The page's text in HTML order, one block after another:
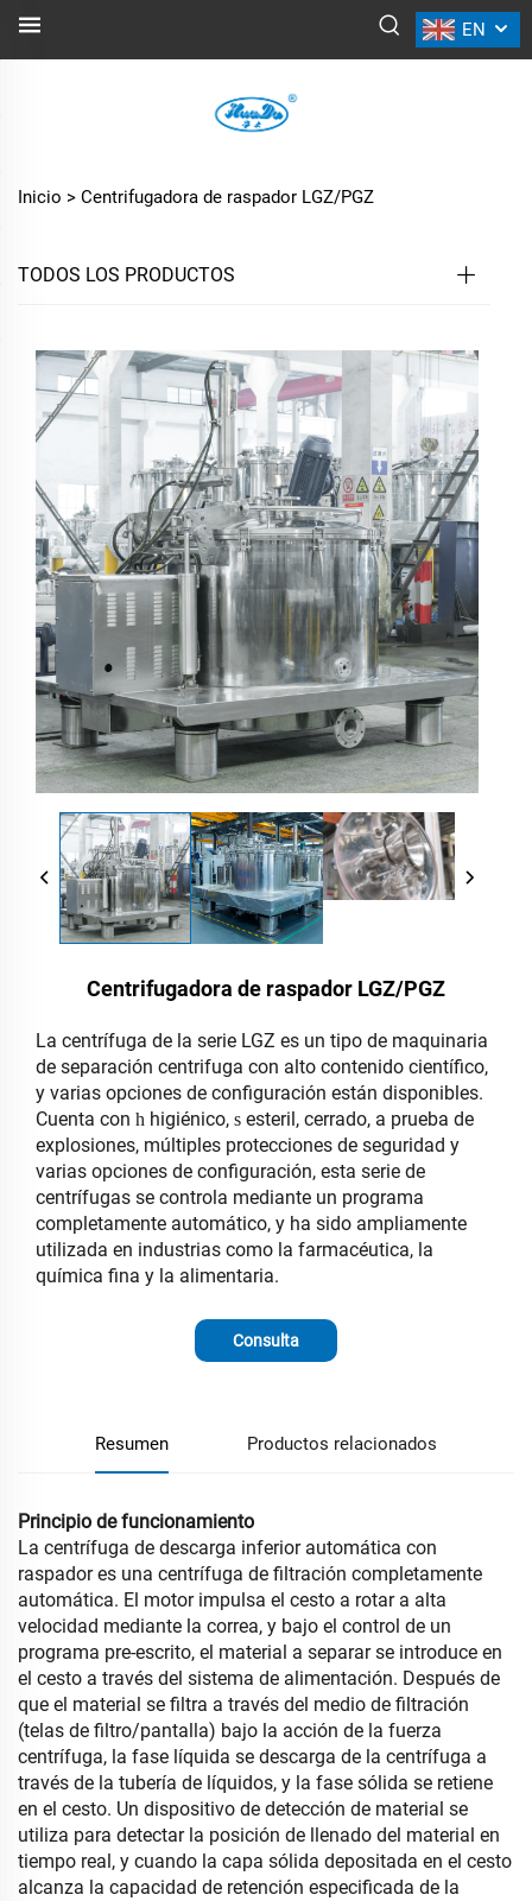
EN
CENTRIFUGADORA DE RASPADOR
Inicio > Centrifugadora de raspador LGZ/PGZ
TODOS LOS PRODUCTOS
Centrifugadora de raspador LGZ/PGZ
La centrífuga de la serie LGZ es un tipo de maquinaria
de separación centrifuga con alto contenido científico,
y varias opciones de configuración están disponibles.
Cuenta con h higiénico, s esteril, cerrado, a prueba de
explosiones, múltiples protecciones de seguridad y
varias opciones de configuración, esta serie de
centrífugas se controla mediante un programa
completamente automático, y ha sido ampliamente
utilizada en industrias como la farmacéutica, la
química fina y la alimentaria.
Consulta
Resumen Productos relacionados
Principio de funcionamiento
La centrífuga de descarga inferior automática con
raspador es una centrífuga de filtración completamente
automática. El motor impulsa el cesto a rotar a alta
velocidad mediante la correa, y bajo el control de un
programa pre-escrito, el material a separar se introduce en
el cesto a través del sistema de alimentación. Después de
que el material se filtra a través del medio de filtración
(telas de filtro/pantalla) bajo la acción de la fuerza
centrífuga, la fase líquida se descarga de la centrífuga a
través de la tubería de líquidos, y la fase sólida se retiene
en el cesto. Un dispositivo de detección de material se
utiliza para detectar la posición de llenado del material en
tiempo real, y cuando la capa sólida depositada en el cesto
alcanza la capacidad de retención especificada de la